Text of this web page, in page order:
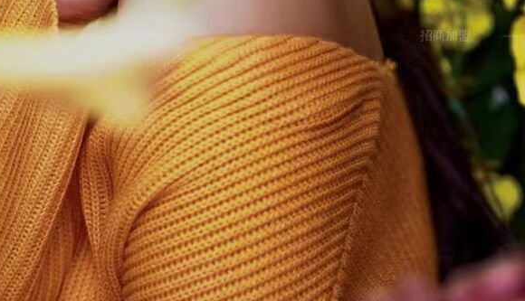
招商加盟